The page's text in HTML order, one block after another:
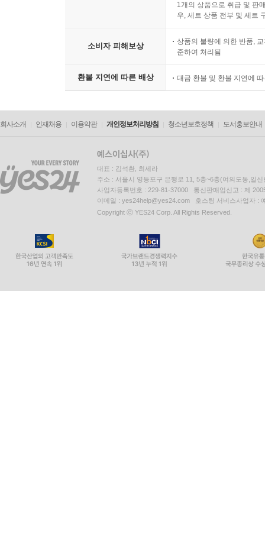
1개의 상품으로 취급 및 판
우, 세트 상품 전부 및 세트
소비자 피해보상
상품의 불량에 의한 반품,
준하여 처리됨
환불 지연에 따른 배상 대금 환불 및 환불 지연에
회사소개 인재채용 이용약관 개인정보처리방침 청소년보호정책 도서홍보안내
대표 : 김석환, 최세라
주소 : 서울시 영등포구 은행로 11, 5층~6층(여의도동,일신
사업자등록번호 : 229-81-37000 통신판매업신고 : 제
이메일 : yes24help@yes24.com 호스팅 서비스사업자 :
Copyright ⓒ YES24 Corp. All Rights Reserved.